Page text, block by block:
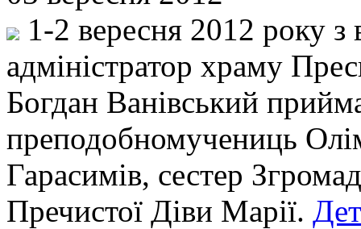
1-2 вересня 2012 року з
адміністратор храму
Богдан Ванівський
преподобномучениць
Гарасимів, сестер
Пречистої Діви Марії.